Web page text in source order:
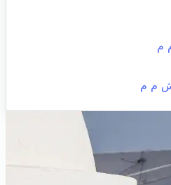
م
ش م م